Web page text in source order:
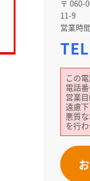
〒 060-
11-9
営業時
TEL
この
電話番
営業
遠慮下
悪質
を行わ